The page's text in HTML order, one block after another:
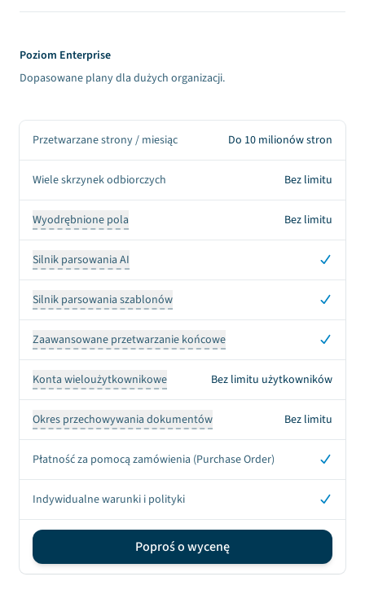
Poziom Enterprise
Dopasowane plany dla dużych organizacji.
Przetwarzane strony / miesiąc Do 10 milionów stron
Wiele skrzynek odbiorczych Bez limitu
Wyodrębnione pola Bez limitu
Silnik parsowania AI
Silnik parsowania szablonów
Zaawansowane przetwarzanie końcowe
Konta wieloużytkownikowe Bez limitu użytkowników
Okres przechowywania dokumentów Bez limitu
Płatność za pomocą zamówienia (Purchase Order)
Indywidualne warunki i polityki
Sign up CTA Poproś o wycenę